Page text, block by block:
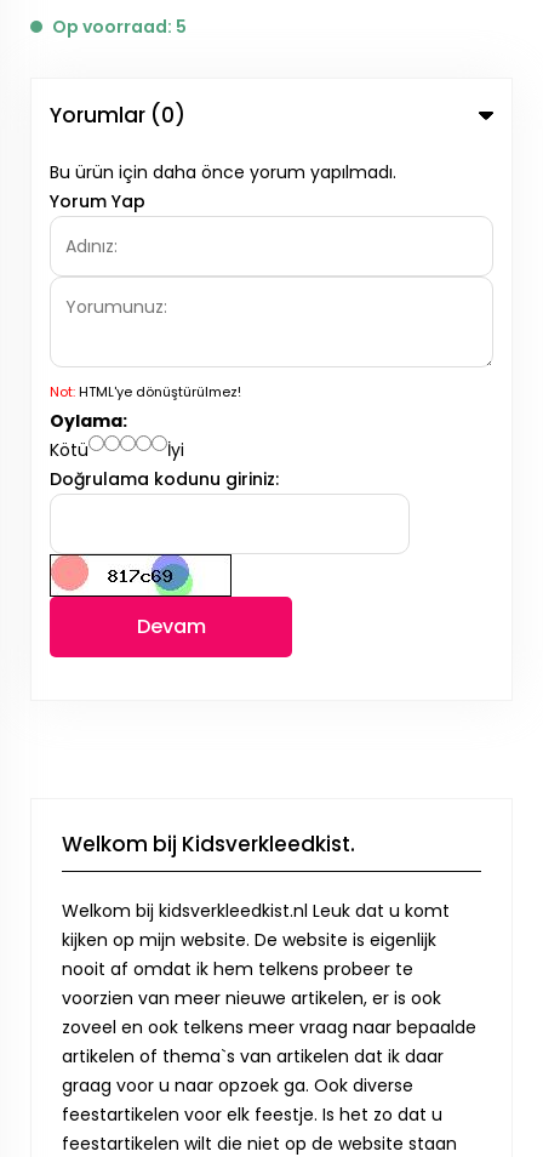
Op voorraad: 5
Yorumlar (0)
Bu ürün için daha önce yorum yapılmadı.
Yorum Yap
Not:HTML'ye dönüştürülmez!
Oylama:
Kötü
İyi
Doğrulama kodunu giriniz:
Devam
Welkom bij Kidsverkleedkist.
Welkom bij kidsverkleedkist.nl Leuk dat u komt
kijken op mijn website. De website is eigenlijk
nooit af omdat ik hem telkens probeer te
voorzien van meer nieuwe artikelen, er is ook
zoveel en ook telkens meer vraag naar bepaalde
artikelen of thema`s van artikelen dat ik daar
graag voor u naar opzoek ga. Ook diverse
feestartikelen voor elk feestje. Is het zo dat u
feestartikelen wilt die niet op de website staan